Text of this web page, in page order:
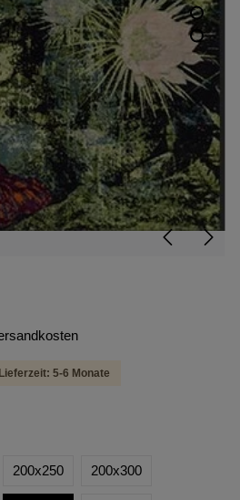
Lieferzeit: 5-6 Monate
200x250 200x300